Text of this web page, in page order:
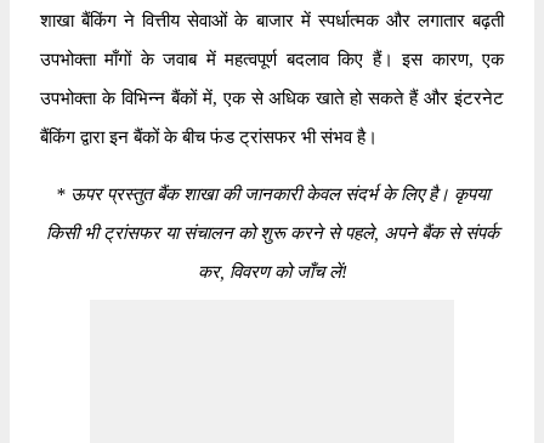
शाखा बैंकिंग ने वित्तीय सेवाओं के बाजार में स्पर्धात्मक और लगातार बढ़ती
उपभोक्ता माँगों के जवाब में महत्वपूर्ण बदलाव किए हैं। इस कारण, एक
उपभोक्ता के विभिन्न बैंकों में, एक से अधिक खाते हो सकते हैं और इंटरनेट
बैंकिंग द्वारा इन बैंकों के बीच फंड ट्रांसफर भी संभव है।
*ऊपर प्रस्तुत बैंक शाखा की जानकारी केवल संदर्भ के लिए है। कृपया
किसी भी ट्रांसफर या संचालन को शुरू करने से पहले, अपने बैंक से संपर्क
कर, विवरण को जाँच लें!